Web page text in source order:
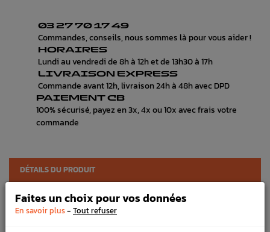
03 27 70 17 49
Commandes, conseils, nous sommes là pour vous aider !
HORAIRES
Lundi au vendredi de 8h à 12h et de 13h30 à 17h
LIVRAISON EXPRESS
Commande avant 12h, livraison 24h à 48h avec DPD
PAIEMENT CB
100% sécurisé, payez en 3x, 4x ou 10x avec frais votre
commande
DÉTAILS DU PRODUIT
LIVRAISON
VÉHICULES COMPATIBLE
Faites un choix pour vos données
En savoir plus- Tout refuser